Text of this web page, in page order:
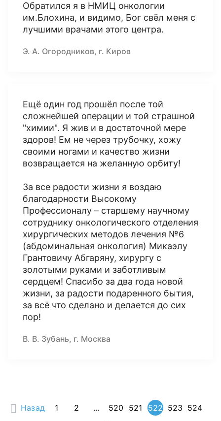
Обратился я в НМИЦ онкологии
им.Блохина, и видимо, Бог свёл меня с
лучшими врачами этого центра.
Э. А. Огородников, г. Киров
Ещё один год прошёл после той
сложнейшей операции и той страшной
"химии". Я жив и в достаточной мере
здоров! Ем не через трубочку, хожу
своими ногами и качество жизни
возвращается на желанную орбиту!
За все радости жизни я воздаю
благодарности Высокому
Профессионалу – старшему научному
сотруднику онкологического отделения
хирургических методов лечения №6
(абдоминальная онкология) Микаэлу
Грантовичу Абгаряну, хирургу с
золотыми руками и заботливым
сердцем! Спасибо за два года новой
жизни, за радости подаренного бытия,
за всё что сделано и делается до сих
пор!
В. В. Зубань, г. Москва
Назад 1 2 ... 520 521 522 523 524